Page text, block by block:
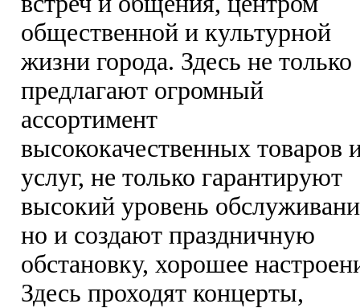
общественной и культурной
жизни города. Здесь не только
предлагают огромный
ассортимент
высококачественных товаров
услуг, не только гарантируют
высокий уровень
но и создают праздничную
обстановку, хорошее
Здесь проходят концерты,